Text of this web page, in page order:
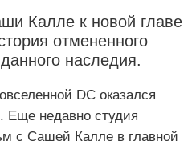
Калле к новой главе
отмененного
наследия.
DC оказался
Еще недавно студия
с Сашей Калле в главной